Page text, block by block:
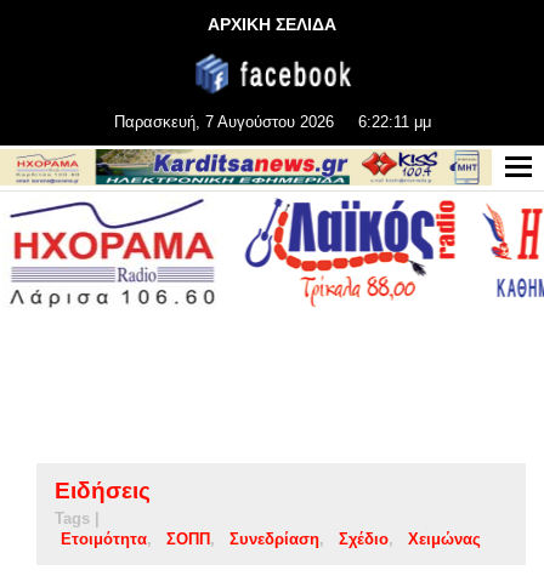
ΑΡΧΙΚΗ ΣΕΛΙΔΑ
Παρασκευή, 7 Αυγούστου 2026 6:22:12 μμ
Ειδήσεις
Tags |
Ετοιμότητα
ΣΟΠΠ Συνεδρίαση Σχέδιο Χειμώνας